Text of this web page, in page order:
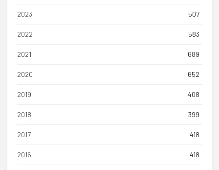
2023 507
2022 583
2021 689
2020 652
2019 408
2018 399
2017 418
2016 418